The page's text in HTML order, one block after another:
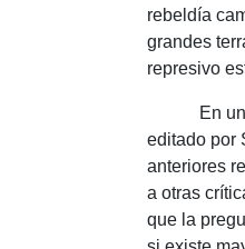
rebeldía
grandes
represivo
En
editado por
anteriores
a otras
que la